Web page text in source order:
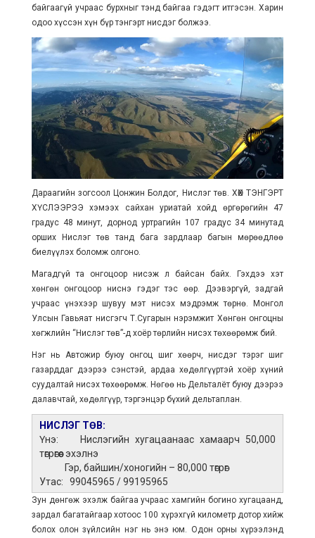
байгаагүй учраас бурхныг тэнд байгаа гэдэгт итгэсэн. Харин
одоо хүссэн хүн бүр тэнгэрт нисдэг болжээ.
Дараагийн зогсоол Цонжин Болдог, Нислэг төв. ХӨХ ТЭНГЭРТ
ХҮСЛЭЭРЭЭ хэмээх сайхан уриатай хойд өргөрөгийн 47
градус 48 минут, дорнод уртрагийн 107 градус 34 минутад
орших Нислэг төв танд бага зардлаар багын мөрөөдлөө
биелүүлэх боломж олгоно.
Магадгүй та онгоцоор нисэж л байсан байх. Гэхдээ хэт
хөнгөн онгоцоор ниснэ гэдэг тэс өөр. Дээвэргүй, задгай
учраас үнэхээр шувуу мэт нисэх мэдрэмж төрнө. Монгол
Улсын Гавьяат нисгэгч Т.Сугарын нэрэмжит Хөнгөн онгоцны
хөгжлийн “Нислэг төв”-д хоёр төрлийн нисэх төхөөрөмж бий.
Нэг нь Автожир буюу онгоц шиг хөөрч, нисдэг тэрэг шиг
газарддаг дээрээ сэнстэй, ардаа хөдөлгүүртэй хоёр хүний
суудалтай нисэх төхөөрөмж. Нөгөө нь Дельталёт буюу дээрээ
далавчтай, хөдөлгүүр, тэргэнцэр бүхий дельтаплан.
НИСЛЭГ ТӨВ:
Үнэ: Нислэгийн хугацаанаас хамаарч 50,000
төгрөгөөс эхэлнэ
Гэр, байшин/хоногийн – 80,000 төгрөг
Утас: 99045965 / 99195965
Зун дөнгөж эхэлж байгаа учраас хамгийн богино хугацаанд,
зардал багатайгаар хотоос 100 хүрэхгүй километр дотор хийж
болох олон зүйлсийн нэг нь энэ юм. Одон орны хүрээлэнд